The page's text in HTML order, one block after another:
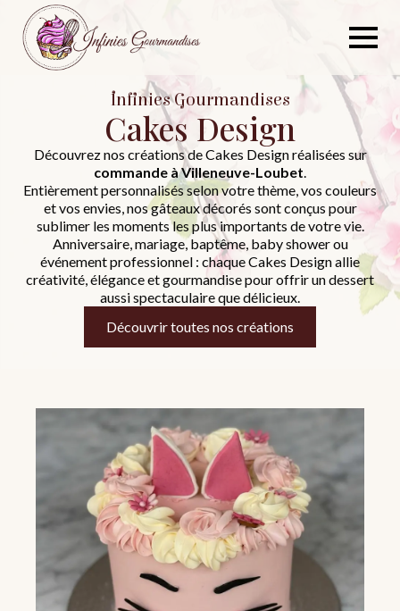
Skip
main
Infinies Gourmandises
Cakes Design
Découvrez nos créations de Cakes Design réalisées sur
commande à Villeneuve-Loubet.
Entièrement personnalisés selon votre thème, vos couleurs
et vos envies, nos gâteaux décorés sont conçus pour
sublimer les moments les plus importants de votre vie.
Anniversaire, mariage, baptême, baby shower ou
événement professionnel : chaque Cakes Design allie
créativité, élégance et gourmandise pour offrir un dessert
aussi spectaculaire que délicieux.
Découvrir toutes nos créations